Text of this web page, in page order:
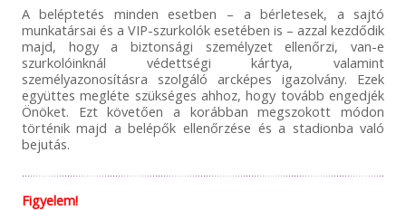
A beléptetés minden esetben – a bérletesek, a sajtó
munkatársai és a VIP-szurkolók esetében is – azzal kezdődik
majd, hogy a biztonsági személyzet ellenőrzi, van-e
szurkolóinknál védettségi kártya, valamint
személyazonosításra szolgáló arcképes igazolvány. Ezek
együttes megléte szükséges ahhoz, hogy tovább engedjék
Önöket. Ezt követően a korábban megszokott módon
történik majd a belépők ellenőrzése és a stadionba való
bejutás.
Figyelem!